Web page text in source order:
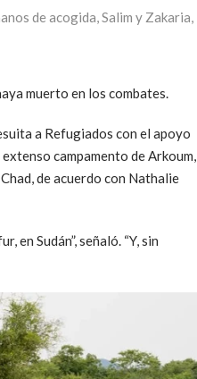
de acogida, Salim y Zakaria,
muerto en los combates.
a Refugiados con el apoyo
campamento de Arkoum,
de acuerdo con Nathalie
Sudán”, señaló. “Y, sin